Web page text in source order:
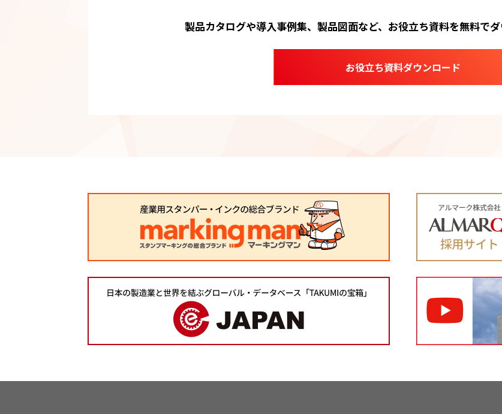
製品カタログや導入事例集、製品図面など、お役立ち資料を無料でダ
お役立ち資料ダウンロード